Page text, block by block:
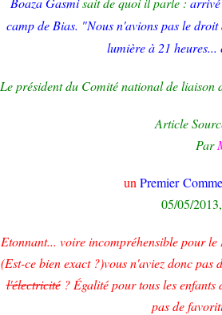
camp de Bias. "Nous n'avions pas le
lumière à 21 heures...
Le président du Comité national de liaison
Article
Par
un Premier
05/05/
Etonnant... voire incompréhensible pour le
(Est-ce bien exact ?)vous n'aviez donc
l'électricité ? Égalité pour tous les enfants
pas de